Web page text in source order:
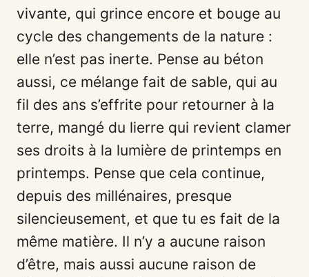
vivante, qui grince encore et bouge au
cycle des changements de la nature :
elle n’est pas inerte. Pense au béton
aussi, ce mélange fait de sable, qui au
fil des ans s’effrite pour retourner à la
terre, mangé du lierre qui revient clamer
ses droits à la lumière de printemps en
printemps. Pense que cela continue,
depuis des millénaires, presque
silencieusement, et que tu es fait de la
même matière. Il n’y a aucune raison
d’être, mais aussi aucune raison de